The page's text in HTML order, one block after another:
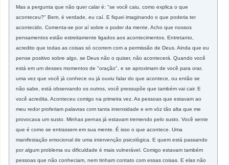
Mas a pergunta que não quer calar é: "se você caiu, como explica o que
aconteceu?" Bem, é verdade, eu caí. E fiquei imaginando o que poderia ter
acontecido. Comenta-se por aí sobre o poder da mente. Acho que nossos
pensamentos estão estreitamente ligados aos acontecimentos. Entretanto,
acredito que todas as coisas só ocorrem com a permissão de Deus. Ainda que eu
pense positivo sobre algo, se Deus não o quiser, não acontecerá. Quando você
está em um desses momentos de "oração", e se aproximam de você para orar,
uma vez que você já conhece ou já ouviu falar do que acontece, ou então se
não sabe, está observando os outros, você pressupõe que também vai cair. E
você acredita. Aconteceu comigo na primeira vez. As pessoas que estavam ao
meu redor proferiam palavras com tanta intensidade e em vóz tão alta que me
provocava um susto. Minhas pernas já estavam tremendo pelo susto. Você sente
que é como se entrassem em sua mente. É isso o que acontece. Uma
manifestação emocional de uma intervenção psicológica. E quem está passando
por algum problema ou dificuldade é mais vulnerável. Comigo estavam também
pessoas que não conheciam, nem tinham contato com essas coisas. E elas não